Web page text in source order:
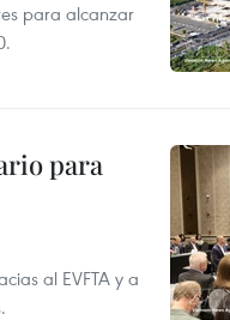
para alcanzar
para
al EVFTA y a